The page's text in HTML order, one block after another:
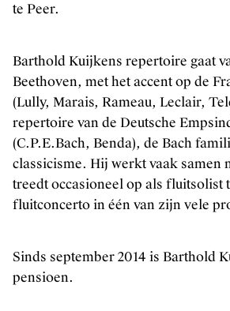
te Peer.
Barthold Kuijkens repertoire gaat
Beethoven, met het accent op de
(Lully, Marais, Rameau, Leclair,
repertoire van de Deutsche
(C.P.E.Bach, Benda), de Bach
classicisme. Hij werkt vaak samen
treedt occasioneel op als fluitsolist
fluitconcerto in één van zijn vele
Sinds september 2014 is Barthold
pensioen.